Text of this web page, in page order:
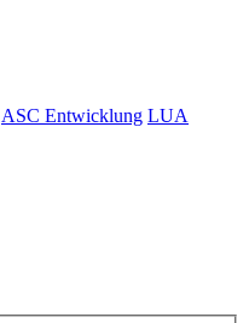
ASC Entwicklung LUA